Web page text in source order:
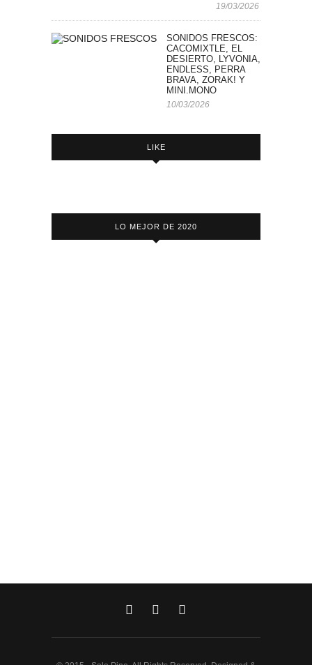
19/03/2026
SONIDOS FRESCOS:
CACOMIXTLE, EL
DESIERTO, LYVONIA,
ENDLESS, PERRA
BRAVA, ZORAK! Y
MINI.MONO
10/03/2026
LIKE
LO MEJOR DE 2020